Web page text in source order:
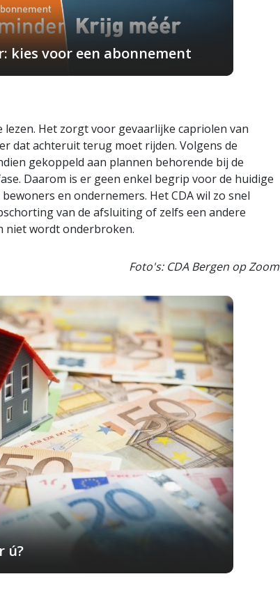
kies voor een abonnement
Het zorgt voor gevaarlijke capriolen van
dat achteruit terug moet rijden. Volgens de
gekoppeld aan plannen behorende bij de
Daarom is er geen enkel begrip voor de huidige
en ondernemers. Het CDA wil zo snel
van de afsluiting of zelfs een andere
niet wordt onderbroken.
Foto's: CDA Bergen op Zoom
ú?